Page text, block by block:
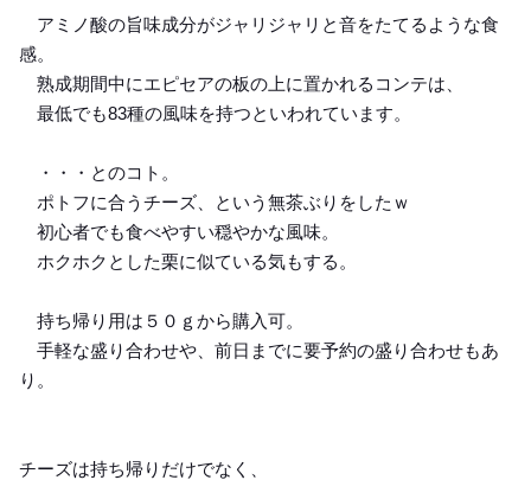
アミノ酸の旨味成分がジャリジャリと音をたてるような食
感。
熟成期間中にエピセアの板の上に置かれるコンテは、
最低でも83種の風味を持つといわれています。
・・・とのコト。
ポトフに合うチーズ、という無茶ぶりをしたｗ
初心者でも食べやすい穏やかな風味。
ホクホクとした栗に似ている気もする。
持ち帰り用は５０ｇから購入可。
手軽な盛り合わせや、前日までに要予約の盛り合わせもあ
り。
チーズは持ち帰りだけでなく、